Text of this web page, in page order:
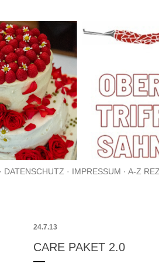
DATENSCHUTZ IMPRESSUM A-Z
24.7.13
CARE PAKET 2.0